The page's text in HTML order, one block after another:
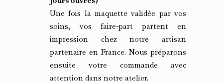
Une fois la maquette validée par vos
soins, vos faire-part partent en
impression chez notre artisan
partenaire en France. Nous préparons
ensuite votre commande avec
attention dans notre atelier.